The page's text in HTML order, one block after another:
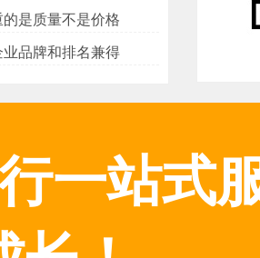
的是质量不是价格
品牌和排名兼得
一站式